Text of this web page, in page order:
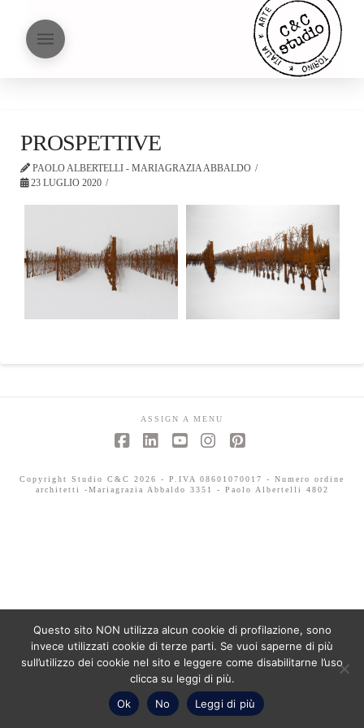
PROSPETTIVE
PAOLO ALBERTELLI - MARIAGRAZIA ABBALDO
23 LUGLIO 2020
ASSIGN A MENU
Copyright Studio C&C 2026 - P.IVA 08601070017 - Numero ordine
architetti -Mariagrazia Abbaldo 3351 - Paolo Albertelli 4802
Questo sito NON utilizza alcun cookie di profilazione, sono
invece utilizzati cookie di terze parti. Se vuoi saperne di più
sull’utilizzo dei cookie nel sito e leggere come disabilitarne l’uso
clicca su leggi di più.
Ok
No Leggi di più